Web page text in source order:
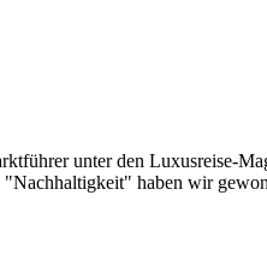
unter den Luxusreise-
"Nachhaltigkeit" haben wir